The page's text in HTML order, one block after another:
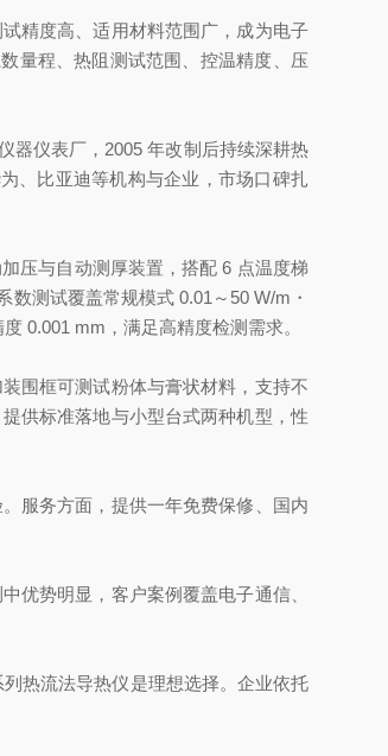
精度高、适用材料范围广，成为电子
量程、热阻测试范围、控温精度、压
仪表厂，2005 年改制后持续深耕热
、比亚迪等机构与企业，市场口碑扎
压与自动测厚装置，搭配 6 点温度梯
测试覆盖常规模式 0.01～50 W/m・
0.001 mm，满足高精度检测需求。
围框可测试粉体与膏状材料，支持不
供标准落地与小型台式两种机型，性
服务方面，提供一年免费保修、国内
势明显，客户案例覆盖电子通信、
热流法导热仪是理想选择。企业依托